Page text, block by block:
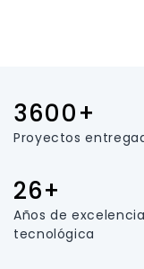
3600+
Proyectos
26+
Años de excelencia
tecnológica